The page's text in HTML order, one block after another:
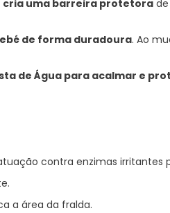
cria uma barreira protetora
de forma duradoura. Ao
de Água para acalmar e
contra enzimas irritantes
a área da fralda.